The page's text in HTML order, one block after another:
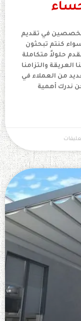
في تقديم
كنتم تبحثون
حلولاً متكاملة
والتزامنا
من العملاء في
ندرك أهمية